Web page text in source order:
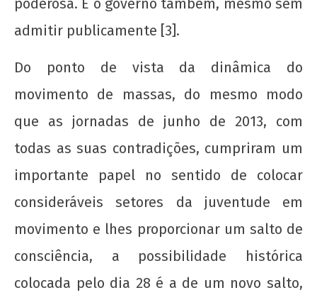
maio
de
admin
Movimento Negro e o Estado: entre a
democracia e o 38, o que faz o negro?
5 de
de
poderosa. E o governo também, mesmo sem
admitir publicamente [3].
Do ponto de vista da dinâmica do
movimento de massas, do mesmo modo
que as jornadas de junho de 2013, com
todas as suas contradições, cumpriram um
importante papel no sentido de colocar
consideráveis setores da juventude em
movimento e lhes proporcionar um salto de
consciência, a possibilidade histórica
colocada pelo dia 28 é a de um novo salto,